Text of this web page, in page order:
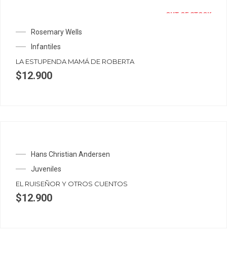
OUT OF STOCK
Rosemary Wells
Infantiles
LA ESTUPENDA MAMÁ DE ROBERTA
$12.900
Hans Christian Andersen
Juveniles
EL RUISEÑOR Y OTROS CUENTOS
$12.900